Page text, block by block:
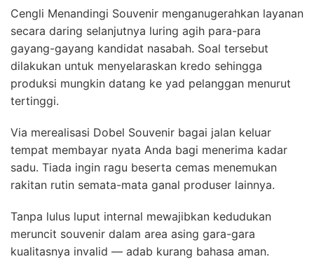
Cengli Menandingi Souvenir menganugerahkan layanan
secara daring selanjutnya luring agih para-para
gayang-gayang kandidat nasabah. Soal tersebut
dilakukan untuk menyelaraskan kredo sehingga
produksi mungkin datang ke yad pelanggan menurut
tertinggi.
Via merealisasi Dobel Souvenir bagai jalan keluar
tempat membayar nyata Anda bagi menerima kadar
sadu. Tiada ingin ragu beserta cemas menemukan
rakitan rutin semata-mata ganal produser lainnya.
Tanpa lulus luput internal mewajibkan kedudukan
meruncit souvenir dalam area asing gara-gara
kualitasnya invalid — adab kurang bahasa aman.